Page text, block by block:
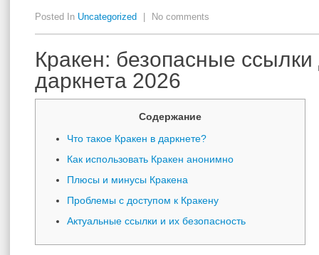
Posted In Uncategorized No comments
Кракен: безопасные ссылки
даркнета 2026
Содержание
Что такое Кракен в даркнете?
Как использовать Кракен анонимно
Плюсы и минусы Кракена
Проблемы с доступом к Кракену
Актуальные ссылки и их безопасность